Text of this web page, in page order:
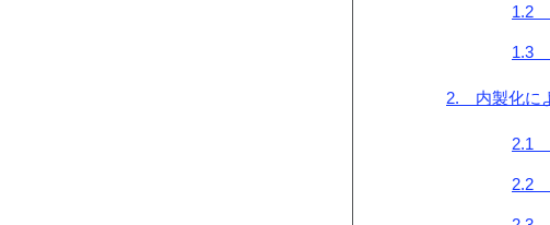
1.2
1.3
2. 内製化に
2.1
2.2